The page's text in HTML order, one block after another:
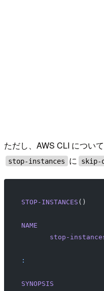
ただし、AWS CLI につい
stop-instances に skip-
STOP-INSTANCES
NAME
stop-
:
SYNOPSIS